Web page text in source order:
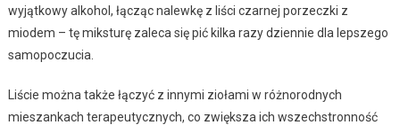
wyjątkowy alkohol, łącząc nalewkę z liści czarnej porzeczki z
miodem – tę miksturę zaleca się pić kilka razy dziennie dla lepszego
samopoczucia.
Liście można także łączyć z innymi ziołami w różnorodnych
mieszankach terapeutycznych, co zwiększa ich wszechstronność